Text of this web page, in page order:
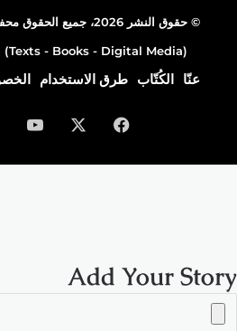
© حقوق النشر 2026، جميع الحقوق محفوظة |
- Books - Digital Media) -
عنّا الكُتّاب طرق الاستخدام
فيسبوك
Add Your Story